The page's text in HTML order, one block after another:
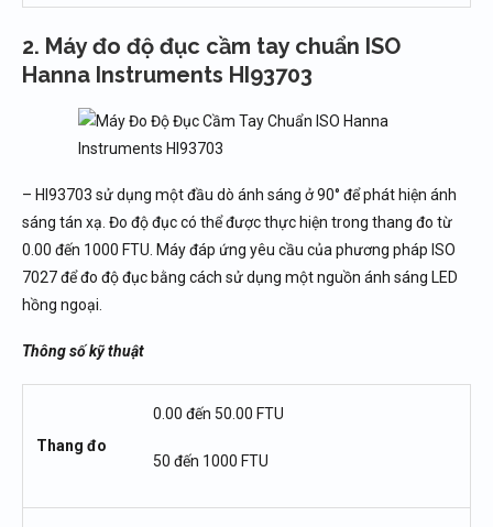
2. Máy đo độ đục cầm tay chuẩn ISO
Hanna Instruments HI93703
– HI93703 sử dụng một đầu dò ánh sáng ở 90° để phát hiện ánh
sáng tán xạ. Đo độ đục có thể được thực hiện trong thang đo từ
0.00 đến 1000 FTU. Máy đáp ứng yêu cầu của phương pháp ISO
7027 để đo độ đục bằng cách sử dụng một nguồn ánh sáng LED
hồng ngoại.
Thông số kỹ thuật
Thang đo
0.00 đến 50.00 FTU
50 đến 1000 FTU